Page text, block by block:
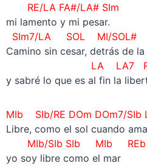
RE/LA FA#/LA# SIm
mi lamento y mi pesar.
SIm7/LA SOL MI/SOL#
Camino sin cesar, detrás de
LA LA7
y sabré lo que es al fin la
MIb SIb/RE DOm DOm7/SIb
Libre, como el sol cuando
MIb/SIb SIb MIb REb
yo soy libre como el mar